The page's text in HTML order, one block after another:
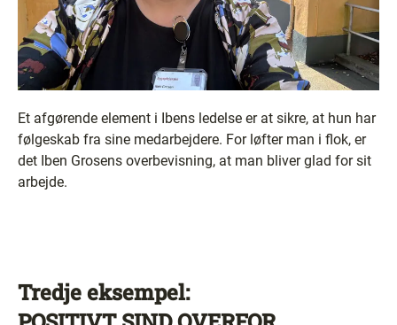
Et afgørende element i Ibens ledelse er at sikre, at hun har
følgeskab fra sine medarbejdere. For løfter man i flok, er
det Iben Grosens overbevisning, at man bliver glad for sit
arbejde.
Tredje eksempel: